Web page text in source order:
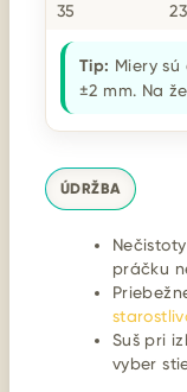
35
Tip: Miery
±2 mm. Na
ÚDRŽBA
práčku
Suš pri
vyber